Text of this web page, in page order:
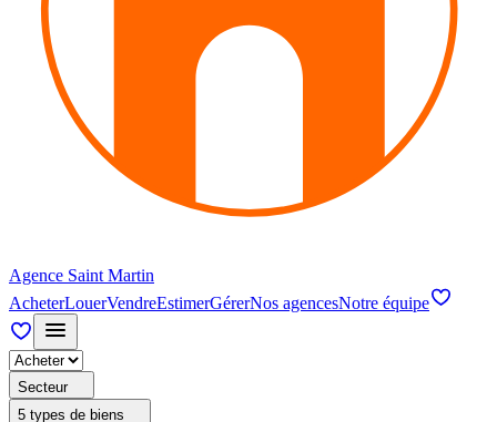
Agence Saint Martin
AcheterLouerVendreEstimerGérerNos agencesNotre équipe
Secteur
5 types de biens